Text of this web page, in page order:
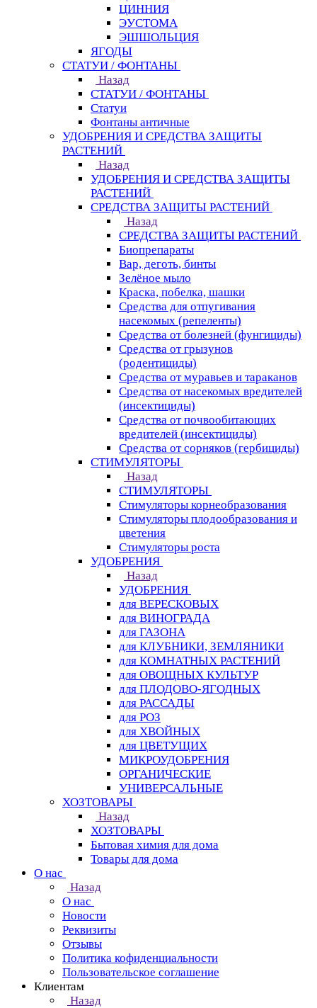
ЦИННИЯ
ЭУСТОМА
ЭШШОЛЬЦИЯ
ЯГОДЫ
СТАТУИ / ФОНТАНЫ
Назад
СТАТУИ / ФОНТАНЫ
Статуи
Фонтаны античные
УДОБРЕНИЯ И СРЕДСТВА ЗАЩИТЫ
РАСТЕНИЙ
Назад
УДОБРЕНИЯ И СРЕДСТВА ЗАЩИТЫ
РАСТЕНИЙ
СРЕДСТВА ЗАЩИТЫ РАСТЕНИЙ
Назад
СРЕДСТВА ЗАЩИТЫ РАСТЕНИЙ
Биопрепараты
Вар, деготь, бинты
Зелёное мыло
Краска, побелка, шашки
Средства для отпугивания
насекомых (репеленты)
Средства от болезней (фунгициды)
Средства от грызунов
(родентициды)
Средства от муравьев и тараканов
Средства от насекомых вредителей
(инсектициды)
Средства от почвообитающих
вредителей (инсектициды)
Средства от сорняков (гербициды)
СТИМУЛЯТОРЫ
Назад
СТИМУЛЯТОРЫ
Стимуляторы корнеобразования
Стимуляторы плодообразования и
цветения
Стимуляторы роста
УДОБРЕНИЯ
Назад
УДОБРЕНИЯ
для ВЕРЕСКОВЫХ
для ВИНОГРАДА
для ГАЗОНА
для КЛУБНИКИ, ЗЕМЛЯНИКИ
для КОМНАТНЫХ РАСТЕНИЙ
для ОВОЩНЫХ КУЛЬТУР
для ПЛОДОВО-ЯГОДНЫХ
для РАССАДЫ
для РОЗ
для ХВОЙНЫХ
для ЦВЕТУЩИХ
МИКРОУДОБРЕНИЯ
ОРГАНИЧЕСКИЕ
УНИВЕРСАЛЬНЫЕ
ХОЗТОВАРЫ
Назад
ХОЗТОВАРЫ
Бытовая химия для дома
Товары для дома
О нас
Назад
О нас
Новости
Реквизиты
Отзывы
Политика кофиденциальности
Пользовательское соглашение
Клиентам
Назад